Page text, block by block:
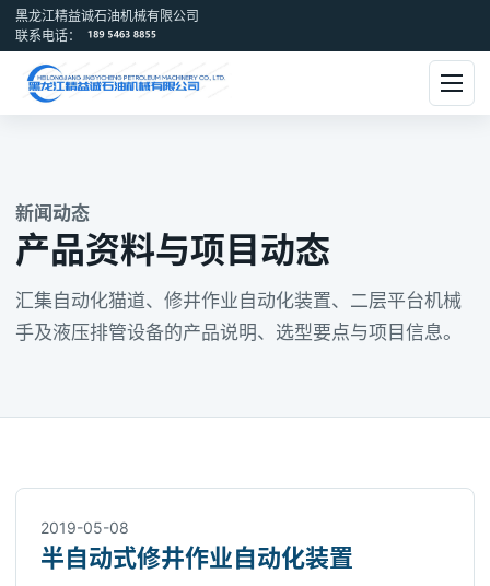
黑龙江精益诚石油机械有限公司
联系电话：
新闻动态
产品资料与项目动态
汇集自动化猫道、修井作业自动化装置、二层平台机械
手及液压排管设备的产品说明、选型要点与项目信息。
2019-05-08
半自动式修井作业自动化装置